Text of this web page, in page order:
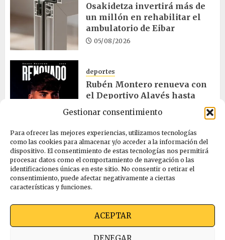
Gestionar consentimiento
Para ofrecer las mejores experiencias, utilizamos tecnologías
como las cookies para almacenar y/o acceder a la información del
dispositivo. El consentimiento de estas tecnologías nos permitirá
procesar datos como el comportamiento de navegación o las
identificaciones únicas en este sitio. No consentir o retirar el
consentimiento, puede afectar negativamente a ciertas
características y funciones.
ACEPTAR
DENEGAR
Osakidetza invertirá más de
un millón en rehabilitar el
ambulatorio de Eibar
05/08/2026
deportes
Rubén Montero renueva con
el Deportivo Alavés hasta
cultura
Melgosa, Barredo y Hurtado
asisten a la Bajada de Celedón
Ekimen Press